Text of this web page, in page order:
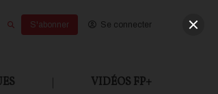
S'abonner Se connecter
| VIDÉOS FP+